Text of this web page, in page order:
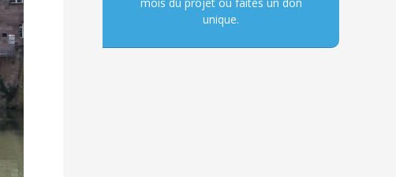
unique.